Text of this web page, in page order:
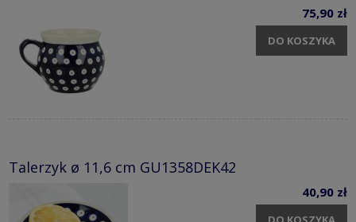
75,90 zł
DO KOSZYKA
Talerzyk ø 11,6 cm GU1358DEK42
40,90 zł